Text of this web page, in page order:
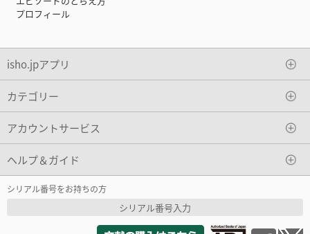
プロフィール
isho.jpアプリ
カテゴリー
アカウントサービス
ヘルプ＆ガイド
シリアル番号をお持ちの方
シリアル番号入力